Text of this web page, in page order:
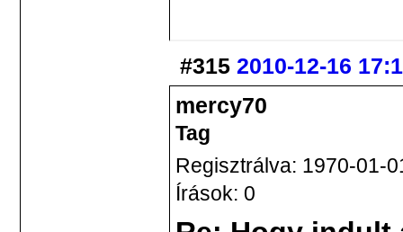
#315 2010-12-16
mercy70
Tag
Regisztrálva: 1970-01-
Írások: 0